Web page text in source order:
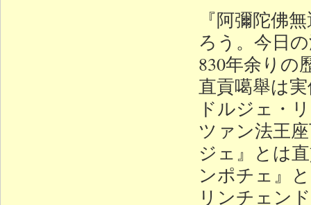
『阿彌陀佛
ろう。今日
830年余りの
直貢噶舉は
ドルジェ・
ツァン法王
ジェ』とは
ンポチェ』
リンチェン